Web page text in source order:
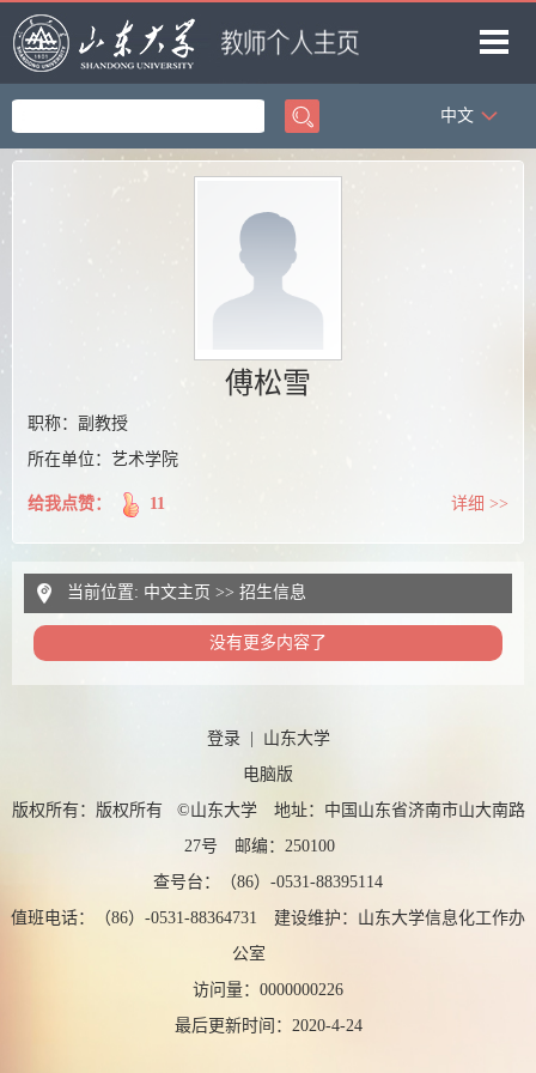
首页
中文
傅松雪
职称：副教授
所在单位：艺术学院
给我点赞： 11 详细 >>
当前位置: 中文主页 >> 招生信息
没有更多内容了
登录| 山东大学
电脑版
版权所有：版权所有 ©山东大学 地址：中国山东省济南市山大南路
27号 邮编：250100
查号台：（86）-0531-88395114
值班电话：（86）-0531-88364731 建设维护：山东大学信息化工作办
公室
访问量： 0000000226
最后更新时间： 2020-4-24